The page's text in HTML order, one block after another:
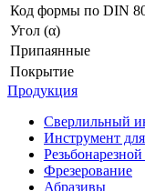
Код формы по DIN
Угол (α)
Припаянные
Покрытие
Продукция
Сверлильный
Инструмент
Фрезерование
Абразивы